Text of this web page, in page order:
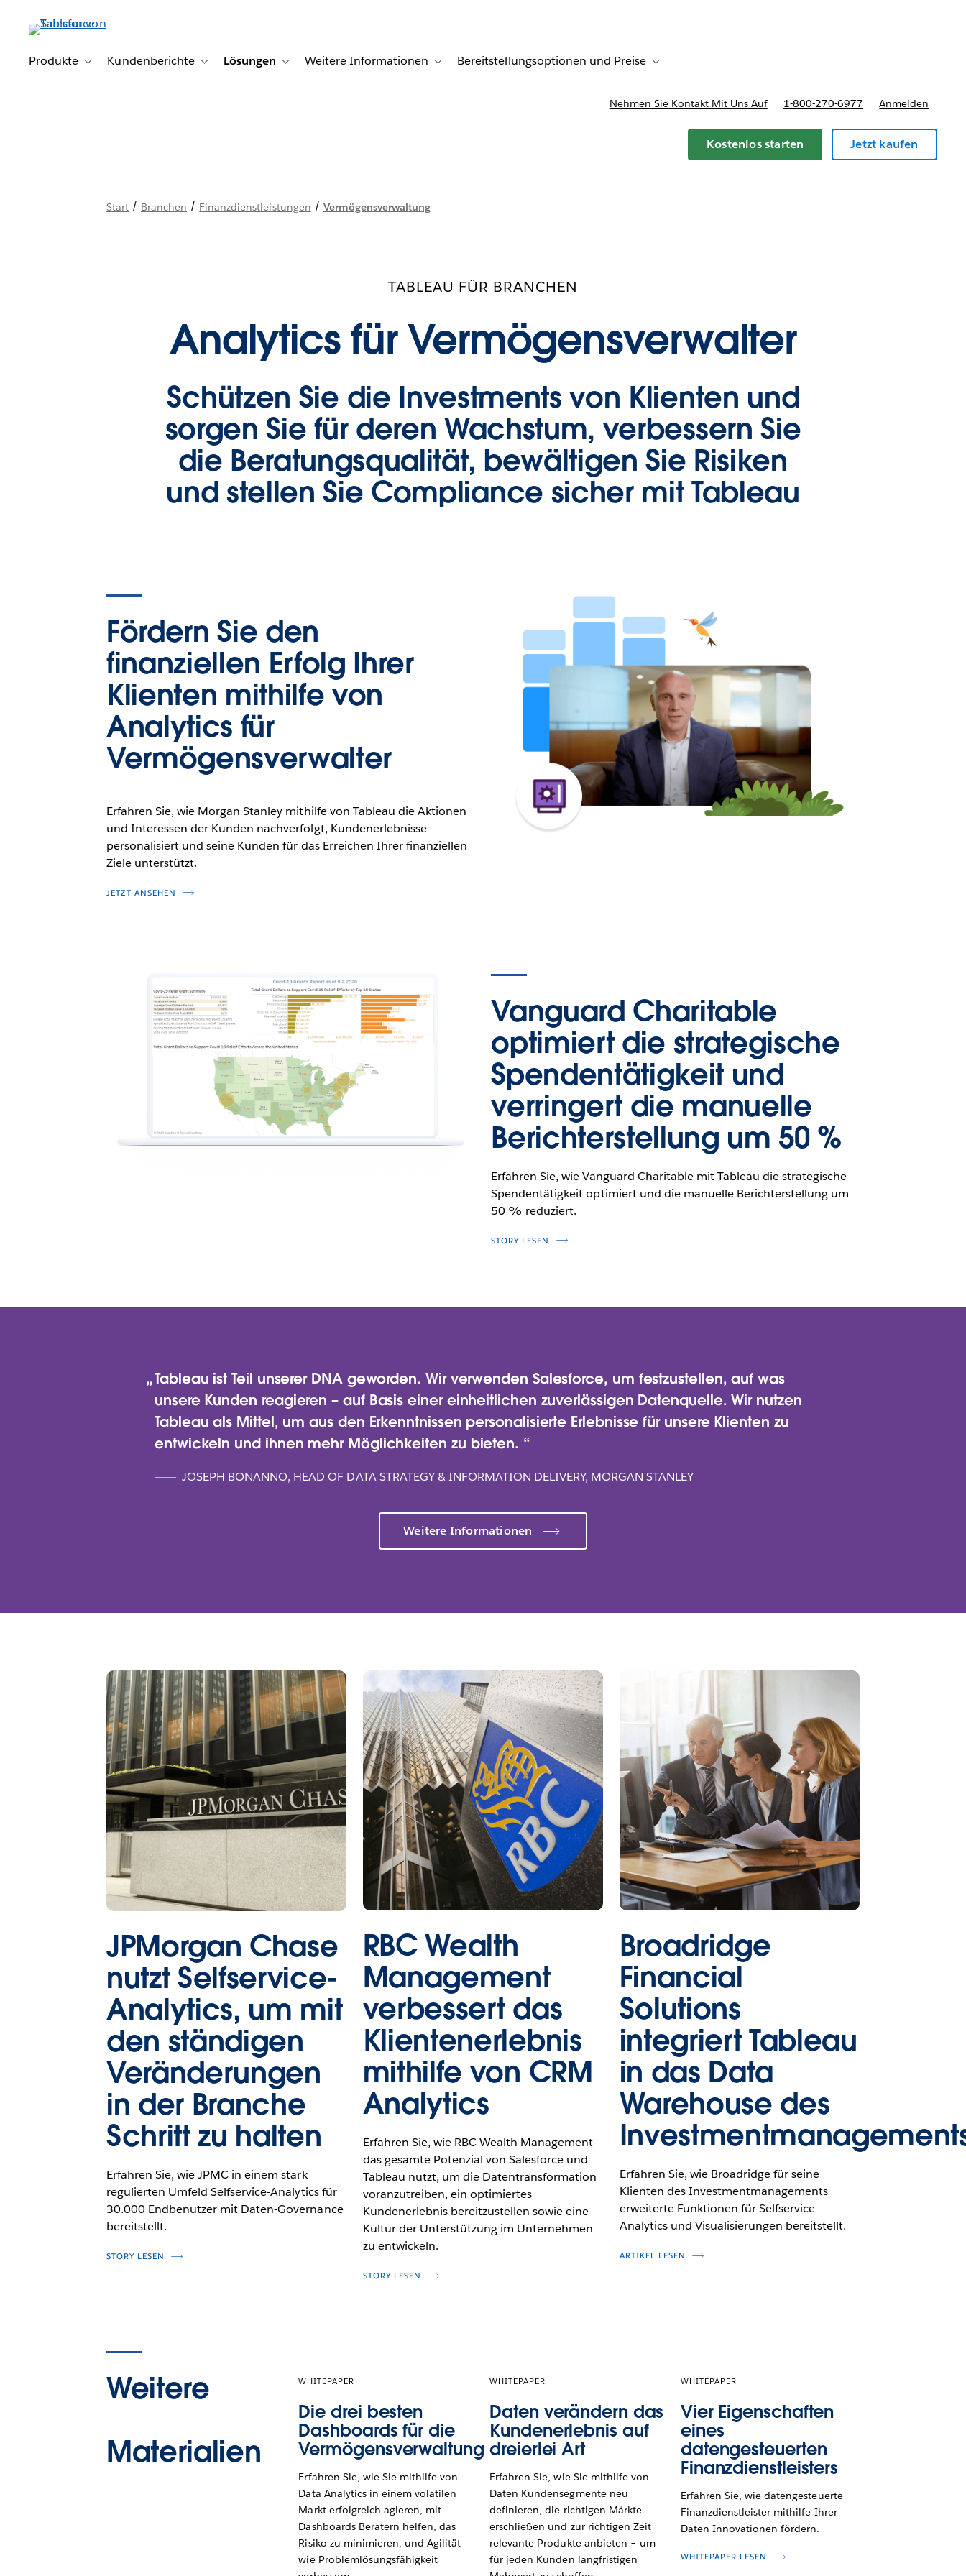
Produkte
Toggle sub-navigation for Produkte
Kundenberichte Toggle sub-navigation for Kundenberichte
Lösungen Toggle sub-navigation for Lösungen
Weitere Informationen Toggle sub-navigation for Weitere Informationen
Bereitstellungsoptionen und Preise Toggle sub-navigation for Bereitstellungsoptionen und Preise
Nehmen Sie Kontakt Mit Uns Auf 1-800-270-6977 Anmelden
Kostenlos starten Jetzt kaufen
Start/ Branchen / Finanzdienstleistungen / Vermögensverwaltung
TABLEAU FÜR BRANCHEN
Analytics für Vermögensverwalter
Schützen Sie die Investments von Klienten und
sorgen Sie für deren Wachstum, verbessern Sie
die Beratungsqualität, bewältigen Sie Risiken
und stellen Sie Compliance sicher mit Tableau
Fördern Sie den
finanziellen Erfolg Ihrer
Klienten mithilfe von
Analytics für
Vermögensverwalter
Erfahren Sie, wie Morgan Stanley mithilfe von Tableau die Aktionen
und Interessen der Kunden nachverfolgt, Kundenerlebnisse
personalisiert und seine Kunden für das Erreichen Ihrer finanziellen
Ziele unterstützt.
JETZT ANSEHEN
Vanguard Charitable
optimiert die strategische
Spendentätigkeit und
verringert die manuelle
Berichterstellung um 50 %
Erfahren Sie, wie Vanguard Charitable mit Tableau die strategische
Spendentätigkeit optimiert und die manuelle Berichterstellung um
50 % reduziert.
STORY LESEN
Tableau ist Teil unserer DNA geworden. Wir verwenden Salesforce, um festzustellen, auf was
unsere Kunden reagieren – auf Basis einer einheitlichen zuverlässigen Datenquelle. Wir nutzen
Tableau als Mittel, um aus den Erkenntnissen personalisierte Erlebnisse für unsere Klienten zu
entwickeln und ihnen mehr Möglichkeiten zu bieten.
JOSEPH BONANNO, HEAD OF DATA STRATEGY & INFORMATION DELIVERY, MORGAN STANLEY
Weitere Informationen
JPMorgan Chase
nutzt Selfservice-
Analytics, um mit
den ständigen
Veränderungen
in der Branche
Schritt zu halten
Erfahren Sie, wie JPMC in einem stark
regulierten Umfeld Selfservice-Analytics für
30.000 Endbenutzer mit Daten-Governance
bereitstellt.
STORY LESEN
RBC Wealth
Management
verbessert das
Klientenerlebnis
mithilfe von CRM
Analytics
Erfahren Sie, wie RBC Wealth Management
das gesamte Potenzial von Salesforce und
Tableau nutzt, um die Datentransformation
voranzutreiben, ein optimiertes
Kundenerlebnis bereitzustellen sowie eine
Kultur der Unterstützung im Unternehmen
zu entwickeln.
STORY LESEN
Broadridge
Financial
Solutions
integriert Tableau
in das Data
Warehouse des
Erfahren Sie, wie Broadridge für seine
Klienten des Investmentmanagements
erweiterte Funktionen für Selfservice-
Analytics und Visualisierungen bereitstellt.
ARTIKEL LESEN
Weitere
Materialien
WHITEPAPER
Die drei besten
Dashboards für die
Vermögensverwaltung
Erfahren Sie, wie Sie mithilfe von
Data Analytics in einem volatilen
Markt erfolgreich agieren, mit
Dashboards Beratern helfen, das
Risiko zu minimieren, und Agilität
wie Problemlösungsfähigkeit
WHITEPAPER
Daten verändern das
Kundenerlebnis auf
dreierlei Art
Erfahren Sie, wie Sie mithilfe von
Daten Kundensegmente neu
definieren, die richtigen Märkte
erschließen und zur richtigen Zeit
relevante Produkte anbieten – um
für jeden Kunden langfristigen
WHITEPAPER
Vier Eigenschaften
eines
datengesteuerten
Finanzdienstleisters
Erfahren Sie, wie datengesteuerte
Finanzdienstleister mithilfe Ihrer
Daten Innovationen fördern.
WHITEPAPER LESEN